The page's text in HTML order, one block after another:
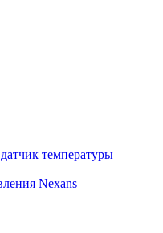
температуры
Nexans